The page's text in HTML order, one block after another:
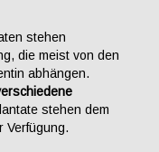
stehen
die meist von den
abhängen.
stehen dem
Verfügung.